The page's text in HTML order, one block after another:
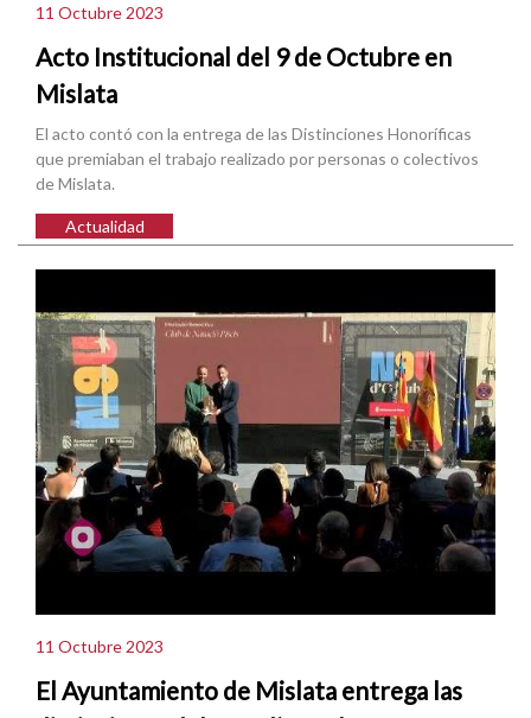
11 Octubre 2023
Acto Institucional del 9 de Octubre en
Mislata
El acto contó con la entrega de las Distinciones Honoríficas
que premiaban el trabajo realizado por personas o colectivos
de Mislata.
Actualidad
11 Octubre 2023
El Ayuntamiento de Mislata entrega las